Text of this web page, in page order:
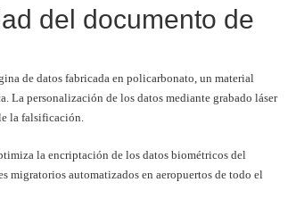
del documento de
de datos fabricada en policarbonato, un material
La personalización de los datos mediante grabado láser
la falsificación.
la encriptación de los datos biométricos del
automatizados en aeropuertos de todo el